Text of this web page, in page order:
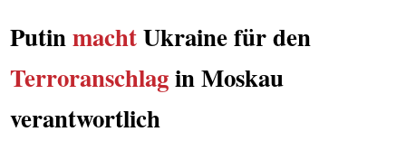
PutinmachtUkraine für den
Terroranschlagin Moskau
verantwortlich